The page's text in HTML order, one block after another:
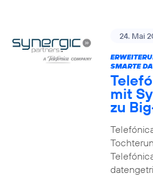
24. Mai
SMARTE
mit
zu